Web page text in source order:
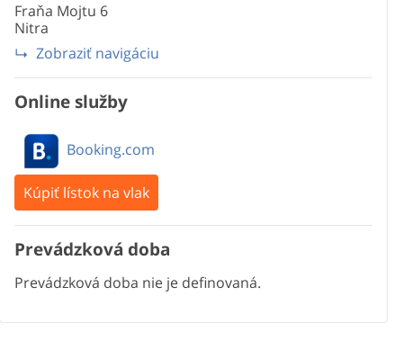
Fraňa Mojtu 6
Nitra
Zobraziť navigáciu
Online služby
Booking.com
Kúpiť lístok na vlak
Prevádzková doba
Prevádzková doba nie je definovaná.